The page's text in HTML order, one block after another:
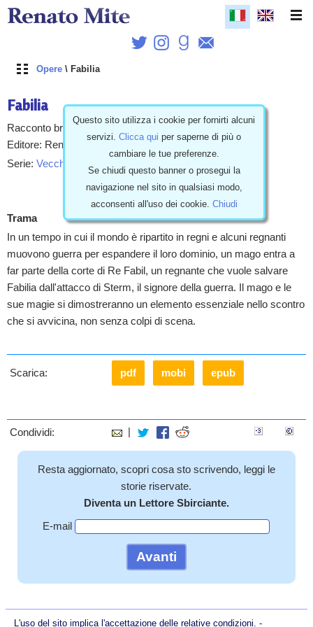
Opere \ Fabilia
Fabilia
Racconto breve, Fantasy, Italiano, 37 pagine
Editore: Renato Mite, Italia 24/11/2013
Serie: Vecchie Storie
Leggi
Trama
In un tempo in cui il mondo è ripartito in regni e alcuni regnanti
muovono guerra per espandere il loro dominio, un mago entra a
far parte della corte di Re Fabil, un regnante che vuole salvare
Fabilia dall'attacco di Sterm, il signore della guerra. Il mago e le
sue magie si dimostreranno un elemento essenziale nello scontro
che si avvicina, non senza colpi di scena.
Scarica: pdf mobi epub
Condividi:
Resta aggiornato, scopri cosa sto scrivendo, leggi le
storie riservate.
Diventa un Lettore Sbirciante.
E-mail
Avanti
L'uso del sito implica l'accettazione delle relative condizioni. -
Questo sito utilizza i cookie per fornirti alcuni
servizi.Clicca qui per saperne di più o
cambiare le tue preferenze.
Se chiudi questo banner o prosegui la
navigazione nel sito in qualsiasi modo,
acconsenti all'uso dei cookie. Chiudi